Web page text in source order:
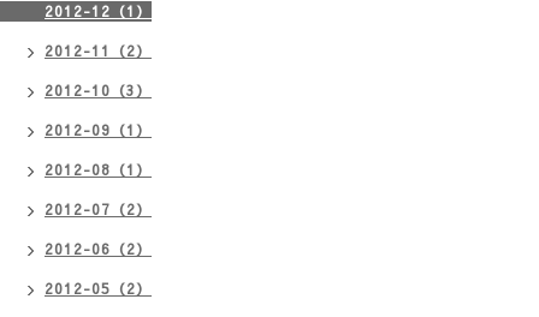
2012-12（1）
2012-11（2）
2012-10（3）
2012-09（1）
2012-08（1）
2012-07（2）
2012-06（2）
2012-05（2）